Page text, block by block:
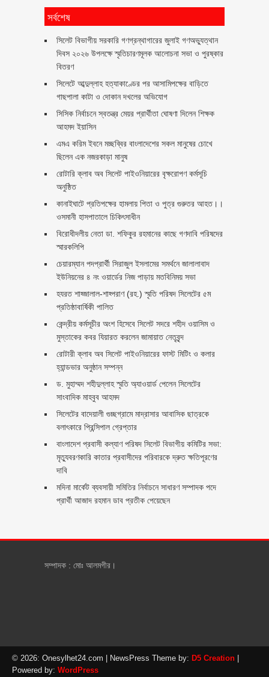
সর্বশেষ
সিলেট বিভাগীয় সরকারি গণগ্রন্থাগারের জুলাই গণঅভ্যুত্থান
দিবস ২০২৬ উপলক্ষে স্মৃতিচারণমূলক আলোচনা সভা ও পুরষ্কার
বিতরণ ‎ ‎
সিলেটে আব্দুল্লাহ হত্যাকাণ্ডের পর আসামিপক্ষের বাড়িতে
গাছপালা কাটা ও দোকান দখলের অভিযোগ
সিসিক নির্বাচনে স্বতন্ত্র মেয়র প্রার্থীতা ঘোষণা দিলেন শিক্ষক
আহমদ ইয়াসিন
এমএ করিম ইবনে মচ্ছব্বির বাংলাদেশের সকল মানুষের চোখে
ছিলেন এক নজরকাড়া মানুষ ‎
রোটারি ক্লাব অব সিলেট পাইওনিয়ারের বৃক্ষরোপণ কর্মসূচি
অনুষ্ঠিত
কানাইঘাটে প্রতিপক্ষের হামলায় পিতা ও পুত্র গুরুতর আহত।।
ওসমানী হাসপাতালে চিকিৎসাধীন
বিরোধীদলীয় নেতা ডা. শফিকুর রহমানের কাছে গণদাবি পরিষদের
স্মারকলিপি ‎
চেয়ারম্যান পদপ্রার্থী সিরাজুল ইসলামের সমর্থনে জালালাবাদ
ইউনিয়নের ৪ নং ওয়ার্ডের নিজ পাড়ায় মতবিনিময় সভা
হযরত শাহ্জালাল-শাহ্পরাণ (রহ.) স্মৃতি পরিষদ সিলেটের ৫ম
প্রতিষ্ঠাবার্ষিকী পালিত ‎​
কেন্দ্রীয় কর্মসূচীর অংশ হিসেবে সিলেট সদরে শহীদ ওয়াসিম ও
মুস্তাকের কবর যিয়ারত করলেন জামায়াত নেতৃবৃন্দ ‎
রোটারী ক্লাব অব সিলেট পাইওনিয়ারের ফাস্ট মিটিং ও কলার
হ্যান্ডভার অনুষ্ঠান সম্পন্ন
ড. মুহাম্মদ শহীদুল্লাহ স্মৃতি অ্যাওয়ার্ড পেলেন সিলেটের
সাংবাদিক মাহবুব আহমদ
সিলেটের বাদেয়ালী গুচ্ছগ্রামে মাদ্রাসার আবাসিক ছাত্রকে
বলাৎকারে প্রিন্সিপাল গ্রেপ্তার ‎
বাংলাদেশ প্রবাসী কল্যাণ পরিষদ সিলেট বিভাগীয় কমিটির সভা:
মৃত্যুবরণকারি কাতার প্রবাসীদের পরিবারকে দ্রুত ক্ষতিপূরণের
দাবি
মদিনা মার্কেট ব্যবসায়ী সমিতির নির্বাচনে সাধারণ সম্পাদক পদে
প্রার্থী আজাদ রহমান ডাব প্রতীক পেয়েছেন ‎
সম্পাদক : মোঃ আলমগীর।
© 2026: Onesylhet24.com | NewsPress Theme by: D5 Creation
Powered by: WordPress